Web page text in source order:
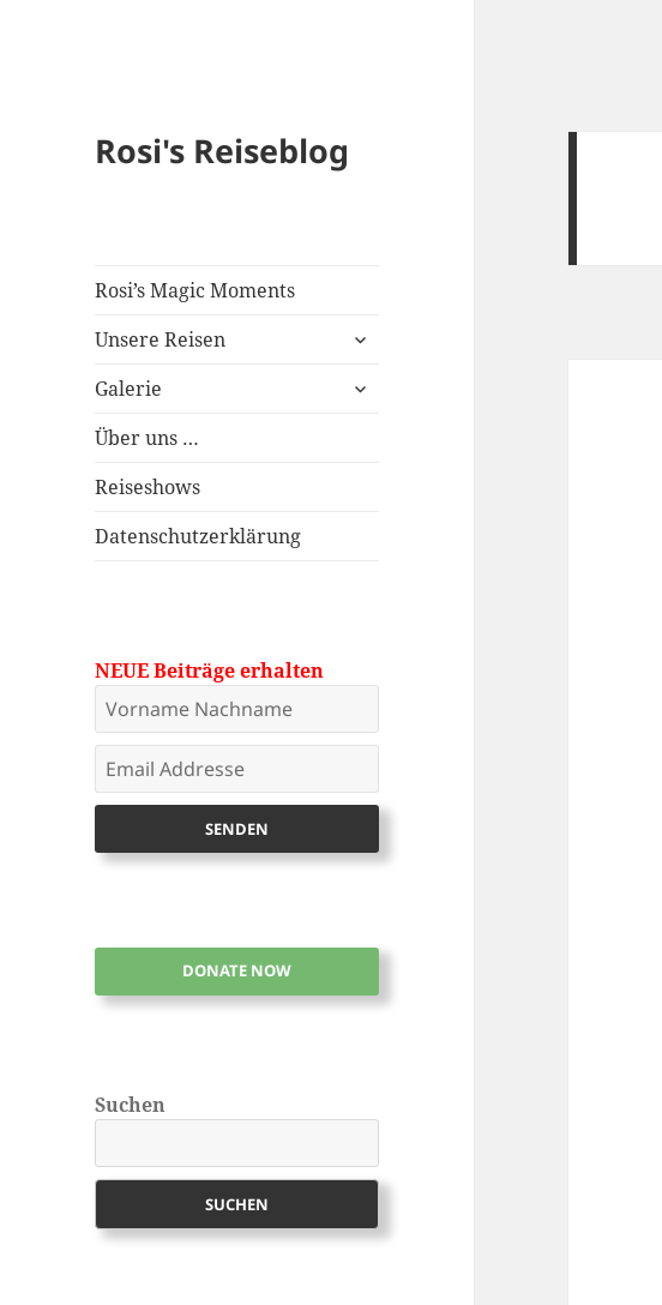
Rosi's Reiseblog
Rosi’s Magic Moments
Unsere Reisen
expand
menu
Galerie
expand
Über uns …
Reiseshows
Datenschutzerklärung
NEUE Beiträge erhalten
DONATE NOW
Suchen
SUCHEN